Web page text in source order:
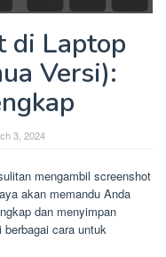
di Laptop
Versi):
3, 2024
mengambil screenshot
akan memandu Anda
dan menyimpan
cara untuk